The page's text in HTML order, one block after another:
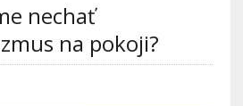
nechať
na pokoji?